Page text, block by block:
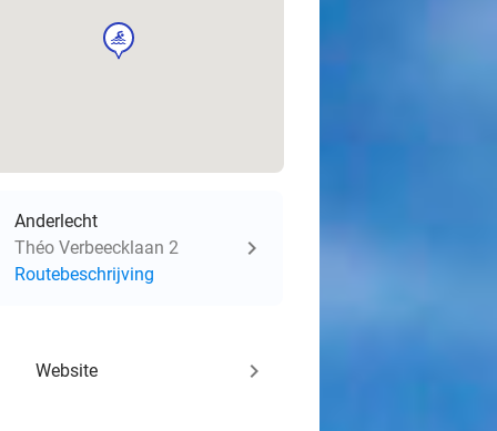
sport
Anderlecht
Théo Verbeecklaan 2
Routebeschrijving
Website keyboard_arrow_right